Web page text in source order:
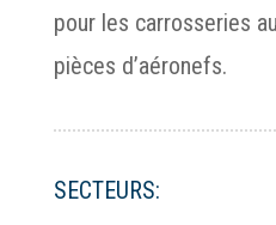
pour les carrosseries
pièces d’aéronefs.
SECTEURS: